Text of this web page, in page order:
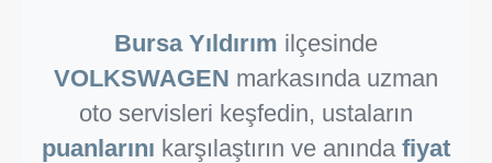
Bursa Yıldırım ilçesinde
VOLKSWAGEN markasında uzman
oto servisleri keşfedin, ustaların
puanlarını karşılaştırın ve anında fiyat